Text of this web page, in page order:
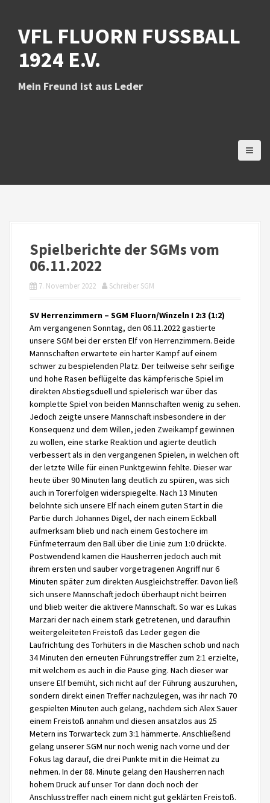
t
VFL FLUORN FUSSBALL 1
924 E.V.
Mein Freund ist aus Leder
Spielberichte der SGMs vom
06.11.2022
7. November 2022 Schreiber SGM
SV Herrenzimmern – SGM Fluorn/Winzeln I 2:3 (1:2)
Am vergangenen Sonntag, den 06.11.2022 gastierte
unsere SGM bei der ersten Elf von Herrenzimmern. Beide
Mannschaften erwartete ein harter Kampf auf einem
schwer zu bespielenden Platz. Der teilweise sehr seifige
und hohe Rasen beflügelte das kämpferische Spiel im
direkten Abstiegsduell und spielerisch war über das
komplette Spiel von beiden Mannschaften wenig zu sehen.
Jedoch zeigte unsere Mannschaft insbesondere in der
Konsequenz und dem Willen, jeden Zweikampf gewinnen
zu wollen, eine starke Reaktion und agierte deutlich
verbessert als in den vergangenen Spielen, in welchen oft
der letzte Wille für einen Punktgewinn fehlte. Dieser war
heute über 90 Minuten lang deutlich zu spüren, was sich
auch in Torerfolgen widerspiegelte. Nach 13 Minuten
belohnte sich unsere Elf nach einem guten Start in die
Partie durch Johannes Digel, der nach einem Eckball
aufmerksam blieb und nach einem Gestochere im
Fünfmeterraum den Ball über die Linie zum 1:0 drückte.
Postwendend kamen die Hausherren jedoch auch mit
ihrem ersten und sauber vorgetragenen Angriff nur 6
Minuten später zum direkten Ausgleichstreffer. Davon ließ
sich unsere Mannschaft jedoch überhaupt nicht beirren
und blieb weiter die aktivere Mannschaft. So war es Lukas
Marzari der nach einem stark getretenen, und daraufhin
weitergeleiteten Freistoß das Leder gegen die
Laufrichtung des Torhüters in die Maschen schob und nach
34 Minuten den erneuten Führungstreffer zum 2:1 erzielte,
mit welchem es auch in die Pause ging. Nach dieser war
unsere Elf bemüht, sich nicht auf der Führung auszuruhen,
sondern direkt einen Treffer nachzulegen, was ihr nach 70
gespielten Minuten auch gelang, nachdem sich Alex Sauer
einem Freistoß annahm und diesen ansatzlos aus 25
Metern ins Torwarteck zum 3:1 hämmerte. Anschließend
gelang unserer SGM nur noch wenig nach vorne und der
Fokus lag darauf, die drei Punkte mit in die Heimat zu
nehmen. In der 88. Minute gelang den Hausherren nach
hohem Druck auf unser Tor dann doch noch der
Anschlusstreffer nach einem nicht gut geklärten Freistoß.